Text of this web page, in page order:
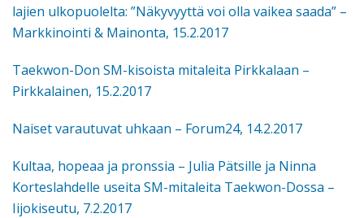
lajien ulkopuolelta: ”Näkyvyyttä voi olla vaikea saada” –
Markkinointi & Mainonta, 15.2.2017
Taekwon-Don SM-kisoista mitaleita Pirkkalaan –
Pirkkalainen, 15.2.2017
Naiset varautuvat uhkaan – Forum24, 14.2.2017
Kultaa, hopeaa ja pronssia – Julia Pätsille ja Ninna
Kortes­lah­delle useita SM-mitaleita Taekwon-Dossa –
Iijokiseutu, 7.2.2017